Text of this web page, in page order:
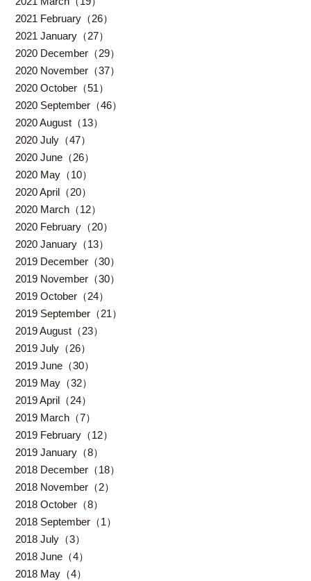
2021 February（26）
2021 January（27）
2020 December（29）
2020 November（37）
2020 October（51）
2020 September（46）
2020 August（13）
2020 July（47）
2020 June（26）
2020 May（10）
2020 April（20）
2020 March（12）
2020 February（20）
2020 January（13）
2019 December（30）
2019 November（30）
2019 October（24）
2019 September（21）
2019 August（23）
2019 July（26）
2019 June（30）
2019 May（32）
2019 April（24）
2019 March（7）
2019 February（12）
2019 January（8）
2018 December（18）
2018 November（2）
2018 October（8）
2018 September（1）
2018 July（3）
2018 June（4）
2018 May（4）